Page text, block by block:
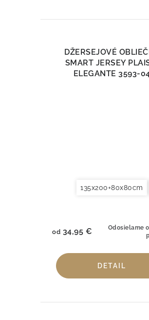
DŽERSEJOVÉ
SMART JERSEY
ELEGANTE 3593-
135x200+80x80cm
Odosielame
od 34,95 €
DETAIL